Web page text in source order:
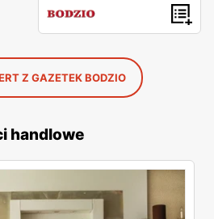
Z GAZETEK BODZIO
handlowe